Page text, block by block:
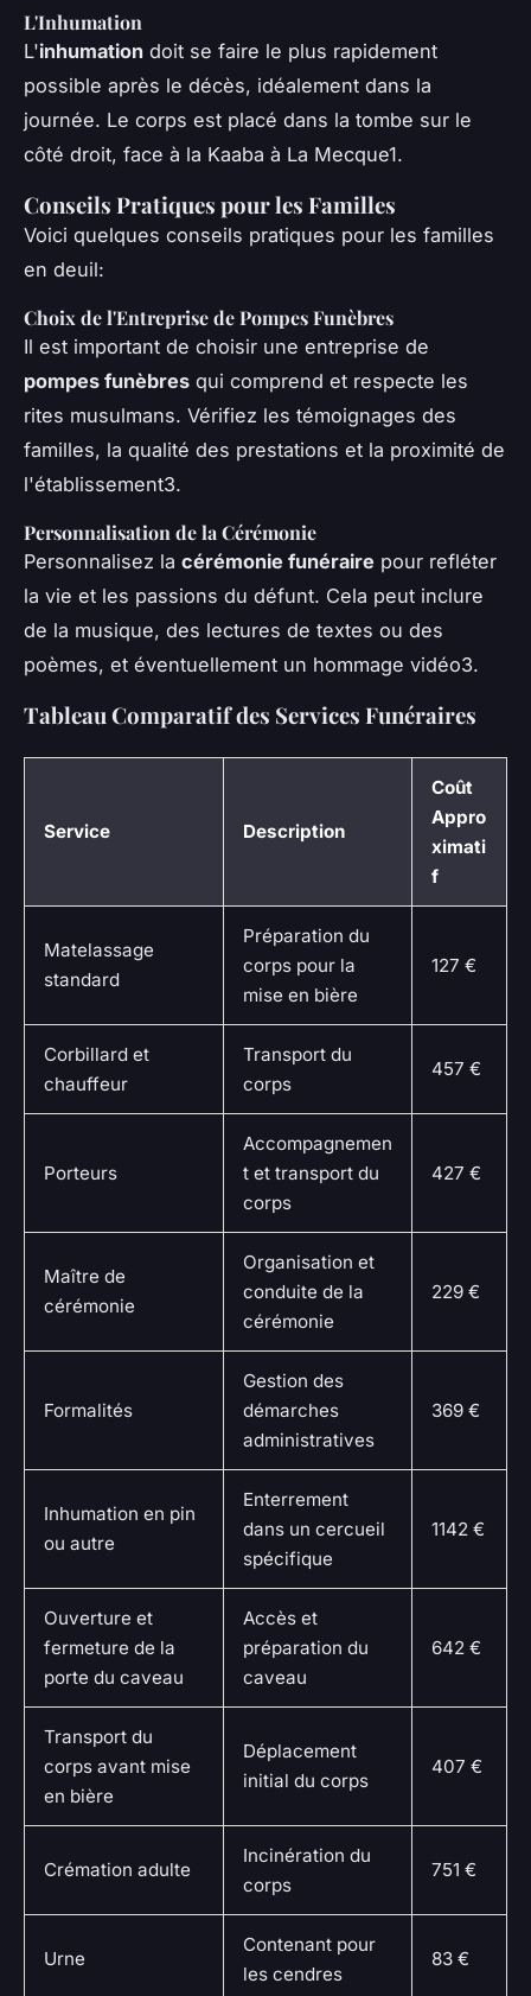
L'Inhumation
L'inhumation doit se faire le plus rapidement
possible après le décès, idéalement dans la
journée. Le corps est placé dans la tombe sur le
côté droit, face à la Kaaba à La Mecque1.
Conseils Pratiques pour les Familles
Voici quelques conseils pratiques pour les familles
en deuil:
Choix de l'Entreprise de Pompes Funèbres
Il est important de choisir une entreprise de
pompes funèbres qui comprend et respecte les
rites musulmans. Vérifiez les témoignages des
familles, la qualité des prestations et la proximité de
l'établissement3.
Personnalisation de la Cérémonie
Personnalisez la cérémonie funéraire pour refléter
la vie et les passions du défunt. Cela peut inclure
de la musique, des lectures de textes ou des
poèmes, et éventuellement un hommage vidéo3.
Tableau Comparatif des Services Funéraires
Service Description
Coût
Appro
ximati
f
Matelassage
standard
Préparation du
corps pour la
mise en bière
127 €
Corbillard et
chauffeur
Transport du
corps
457 €
Porteurs
Accompagnemen
t et transport du
corps
427 €
Maître de
cérémonie
Organisation et
conduite de la
cérémonie
229 €
Formalités
Gestion des
démarches
administratives
369 €
Inhumation en pin
ou autre
Enterrement
dans un cercueil
spécifique
1142 €
Ouverture et
fermeture de la
porte du caveau
Accès et
préparation du
caveau
642 €
Transport du
corps avant mise
en bière
Déplacement
initial du corps
407 €
Crémation adulte
Incinération du
corps
751 €
Urne
Contenant pour
les cendres
83 €